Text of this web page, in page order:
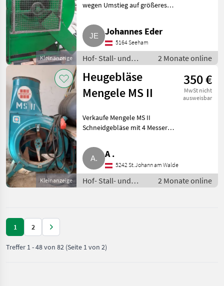
Kleinanzeige
wegen Umstieg auf größeres
einwandfrei, wurde als
Zweitlüfter verwendet, ca. 1-2
mal pro Jahr. Für Boxengrößen
vo
Johannes Eder
5164 Seeham
Hof- Stall- und
Weidetechnik /
Heutechnik
2 Monate online
Kleinanzeige
Heugebläse
Mengele MS II
350 €
MwSt nicht
ausweisbar
Verkaufe Mengele MS II
Schneidgebläse mit 4 Messern
Rohre und Verteiler. Bei
Interesse bitte melden. Hof-
Stall- und Weidetechnik Heutec
A .
5242 St.Johann am Walde
Hof- Stall- und
Weidetechnik /
2 Monate online
1 2
Treffer 1-48von 82 (Seite 1 von 2)